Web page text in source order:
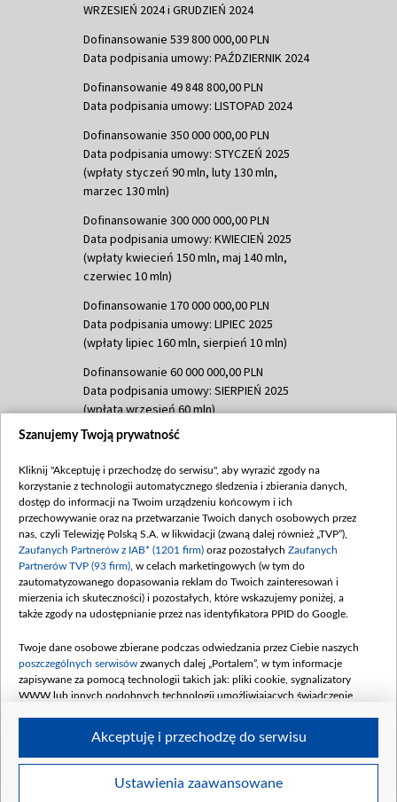
WRZESIEŃ 2024 i GRUDZIEŃ 2024
Dofinansowanie 539 800 000,00 PLN
Data podpisania umowy: PAŹDZIERNIK 2024
Dofinansowanie 49 848 800,00 PLN
Data podpisania umowy: LISTOPAD 2024
Dofinansowanie 350 000 000,00 PLN
Data podpisania umowy: STYCZEŃ 2025
(wpłaty styczeń 90 mln, luty 130 mln,
marzec 130 mln)
Dofinansowanie 300 000 000,00 PLN
Data podpisania umowy: KWIECIEŃ 2025
(wpłaty kwiecień 150 mln, maj 140 mln,
czerwiec 10 mln)
Dofinansowanie 170 000 000,00 PLN
Data podpisania umowy: LIPIEC 2025
(wpłaty lipiec 160 mln, sierpień 10 mln)
Dofinansowanie 60 000 000,00 PLN
Data podpisania umowy: SIERPIEŃ 2025
(wpłata wrzesień 60 mln)
Dofinansowanie 635 783 051,21 PLN
(wpłata wrzesień 100 mln, październik 350
mln, listopad 265 mln)
Dofinansowanie 48 862 000,00 PLN
Data podpisania umowy: GRUDZIEŃ 2025
(wpłata grudzień 60,548 mln)
Dofinansowanie 900 000 000,00 PLN
Data podpisania umowy: LUTY 2026 (wpłata
kwiecień 180 mln, 7 maja 180 mln, 8
czerwca 90 mln)
Dofinansowanie 250 000 000,00 PLN
4 sierpnia 250 mln
Szanujemy Twoją prywatność
Kliknij "Akceptuję i przechodzę do serwisu", aby wyrazić zgody na
korzystanie z technologii automatycznego śledzenia i zbierania danych,
dostęp do informacji na Twoim urządzeniu końcowym i ich
przechowywanie oraz na przetwarzanie Twoich danych osobowych przez
nas, czyli Telewizję Polską S.A. w likwidacji (zwaną dalej również „TVP”),
Zaufanych Partnerów z IAB* (1201 firm) oraz pozostałych Zaufanych
Partnerów TVP (93 firm) , w celach marketingowych (w tym do
zautomatyzowanego dopasowania reklam do Twoich zainteresowań i
mierzenia ich skuteczności) i pozostałych, które wskazujemy poniżej, a
także zgody na udostępnianie przez nas identyfikatora PPID do Google.
Twoje dane osobowe zbierane podczas odwiedzania przez Ciebie naszych
poszczególnych serwisów zwanych dalej „Portalem”, w tym informacje
zapisywane za pomocą technologii takich jak: pliki cookie, sygnalizatory
WWW lub innych podobnych technologii umożliwiających świadczenie
Twoje dane osobowe zbierane podczas odwiedzania przez Ciebie
Ustawienia zaawansowane
Akceptuję i przechodzę do serwisu